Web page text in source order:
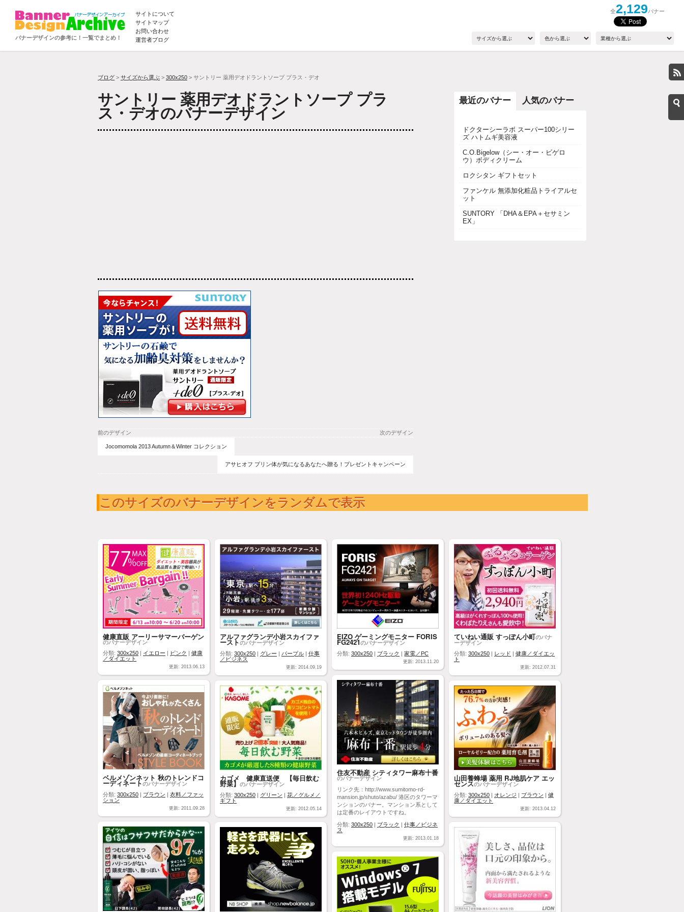
バナーデザインの参考に！一覧でまとめ！
サイトについて
サイトマップ
お問い合わせ
運営者ブログ
全2,129バナー
ブログ > サイズから選ぶ > 300x250 > サントリー 薬用デオドラントソープ プラス・デオ
サントリー 薬用デオドラントソープ プラ
ス・デオのバナーデザイン
前のデザイン 次のデザイン
Jocomomola 2013 Autumn＆Winter コレクション
アサヒオフ プリン体が気になるあなたへ贈る！プレゼントキャンペーン
最近のバナー 人気のバナー
ドクターシーラボ スーパー100シリー
ズ ハトムギ美容液
C.O.Bigelow（シー・オー・ビゲロ
ウ）ボディクリーム
ロクシタン ギフトセット
ファンケル 無添加化粧品トライアルセ
ット
SUNTORY 「DHA＆EPA＋セサミン
EX」
このサイズのバナーデザインをランダムで表示
健康直販 アーリーサマーバーゲン
のバナーデザイン
分類: 300x250 | イエロー | ピンク | 健康
／ダイエット
更新: 2013.06.13
アルファグランデ小岩スカイファ
ーストのバナーデザイン
分類: 300x250 | グレー | パープル | 仕事
／ビジネス
更新: 2014.09.19
EIZO ゲーミングモニター FORIS
FG2421のバナーデザイン
分類: 300x250 | ブラック | 家電／PC
更新: 2013.11.20
ていねい通販 すっぽん小町のバナ
ーデザイン
分類: 300x250 | レッド | 健康／ダイエッ
ト
更新: 2012.07.31
住友不動産 シティタワー麻布十番
のバナーデザイン
リンク先：http://www.sumitomo-rd-
mansion.jp/shuto/azabu/ 港区のタワーマ
ンションのバナー。マンション系として
は定番のレイアウトですね。
分類: 300x250 | ブラック | 仕事／ビジネ
ス
更新: 2013.01.18
ベルメゾンネット 秋のトレンドコ
ーディネートのバナーデザイン
分類: 300x250 | ブラウン | 衣料／ファッ
ション
更新: 2011.09.28
カゴメ 健康直送便 【毎日飲む
野菜】 のバナーデザイン
分類: 300x250 | グリーン | 花／グルメ／
ギフト
更新: 2012.05.14
山田養蜂場 薬用 RJ地肌ケア エッ
センスのバナーデザイン
分類: 300x250 | オレンジ | ブラウン | 健
康／ダイエット
更新: 2013.04.12